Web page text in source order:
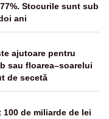
Stocurile sunt sub
ani
ajutoare pentru
sau floarea–soarelui
de secetă
de miliarde de lei